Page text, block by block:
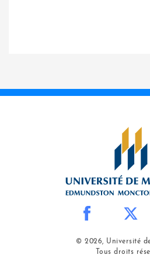
© 2026, Université
Tous droits